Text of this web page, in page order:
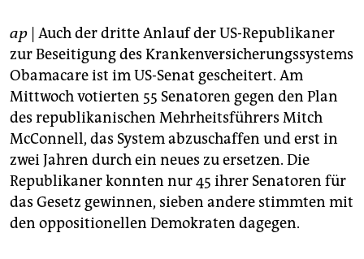
fragen & hilfe
unterstützen
abo
genossenschaft
epaper login
ap | Auch der dritte Anlauf der US-Republikaner
zur Beseitigung des Krankenversicherungssystems
Obamacare ist im US-Senat gescheitert. Am
Mittwoch votierten 55 Senatoren gegen den Plan
des republikanischen Mehrheitsführers Mitch
McConnell, das System abzuschaffen und erst in
zwei Jahren durch ein neues zu ersetzen. Die
Republikaner konnten nur 45 ihrer Senatoren für
das Gesetz gewinnen, sieben andere stimmten mit
den oppositionellen Demokraten dagegen.